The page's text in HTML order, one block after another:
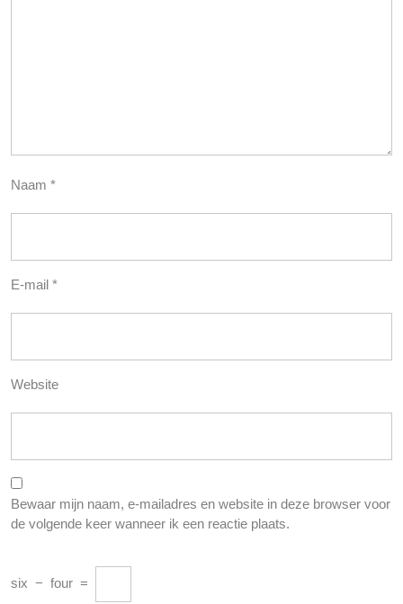
Naam *
E-mail *
Website
Bewaar mijn naam, e-mailadres en website in deze browser voor
de volgende keer wanneer ik een reactie plaats.
six − four =